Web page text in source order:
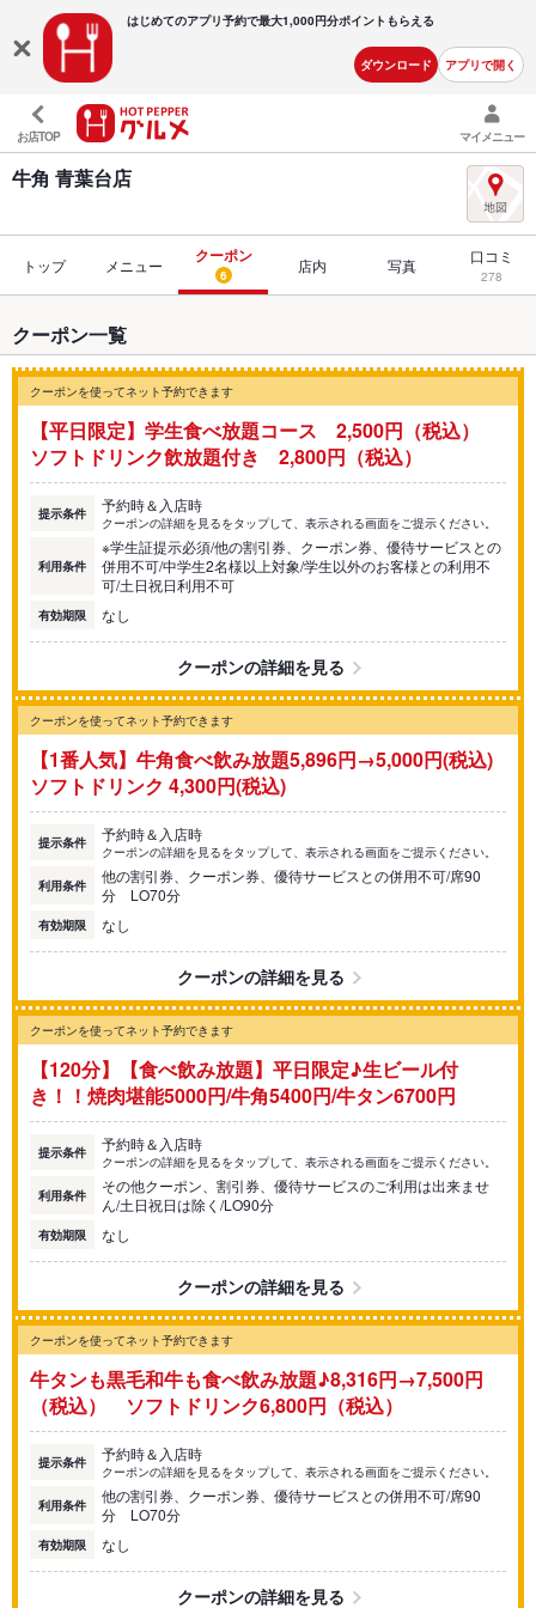
はじめてのアプリ予約で最大1,000円分ポイントもらえる
ダウンロード アプリで開く
お店TOP マイメニュー
牛角 青葉台店
トップ メニュー クーポン
6 店内 写真 口コミ
278
クーポン一覧
クーポンを使ってネット予約できます
【平日限定】学生食べ放題コース 2,500円（税込）
ソフトドリンク飲放題付き 2,800円（税込）
提示条件 予約時＆入店時
クーポンの詳細を見るをタップして、表示される画面をご提示ください。
利用条件
※学生証提示必須/他の割引券、クーポン券、優待サービスとの
併用不可/中学生2名様以上対象/学生以外のお客様との利用不
可/土日祝日利用不可
有効期限 なし
クーポンの詳細を見る
クーポンを使ってネット予約できます
【1番人気】牛角食べ飲み放題5,896円→5,000円(税込)
ソフトドリンク 4,300円(税込)
提示条件 予約時＆入店時
クーポンの詳細を見るをタップして、表示される画面をご提示ください。
利用条件
他の割引券、クーポン券、優待サービスとの併用不可/席90
分 LO70分
有効期限 なし
クーポンの詳細を見る
クーポンを使ってネット予約できます
【120分】【食べ飲み放題】平日限定♪生ビール付
き！！焼肉堪能5000円/牛角5400円/牛タン6700円
提示条件 予約時＆入店時
クーポンの詳細を見るをタップして、表示される画面をご提示ください。
利用条件
その他クーポン、割引券、優待サービスのご利用は出来ませ
ん/土日祝日は除く/LO90分
有効期限 なし
クーポンの詳細を見る
クーポンを使ってネット予約できます
牛タンも黒毛和牛も食べ飲み放題♪8,316円→7,500円
（税込） ソフトドリンク6,800円（税込）
提示条件 予約時＆入店時
クーポンの詳細を見るをタップして、表示される画面をご提示ください。
利用条件
他の割引券、クーポン券、優待サービスとの併用不可/席90
分 LO70分
有効期限 なし
クーポンの詳細を見る